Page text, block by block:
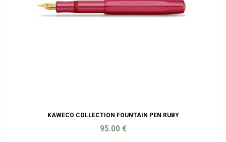
KAWECO COLLECTION FOUNTAIN PEN RUBY
95.00 €